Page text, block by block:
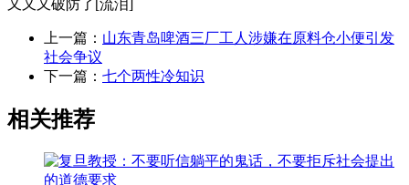
又又又破防了[流泪]
上一篇： 山东青岛啤酒三厂工人涉嫌在原料仓小便引发
社会争议
下一篇： 七个两性冷知识
相关推荐